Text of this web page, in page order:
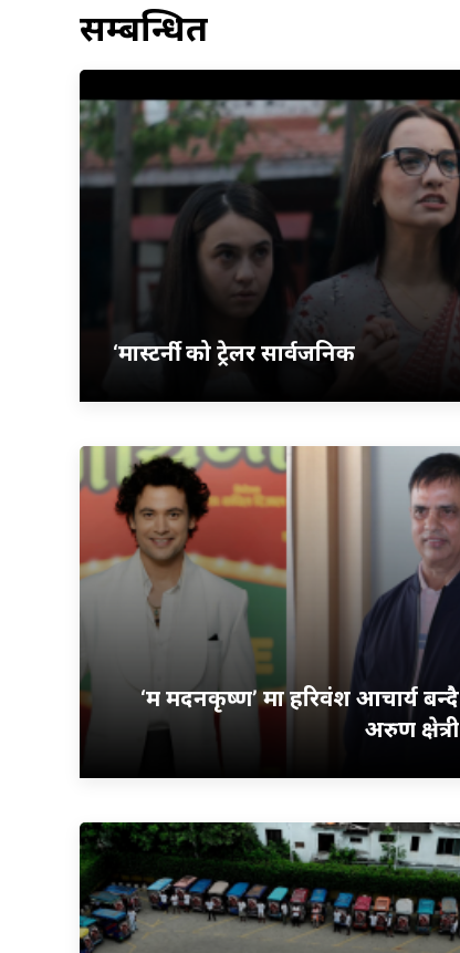
सम्बन्धित
‘मास्टर्नी’ को ट्रेलर सार्वजनिक
‘म मदनकृष्ण’ मा हरिवंश आचार्य बन्दै
अरुण क्षेत्री